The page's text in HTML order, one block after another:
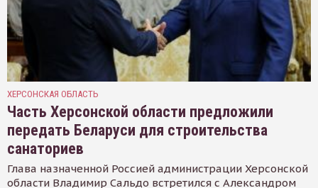
ХЕРСОНСКАЯ ОБЛАСТЬ
Часть Херсонской области предложили
передать Беларуси для строительства
санаториев
Глава назначенной Россией администрации Херсонской
области Владимир Сальдо встретился с Александром